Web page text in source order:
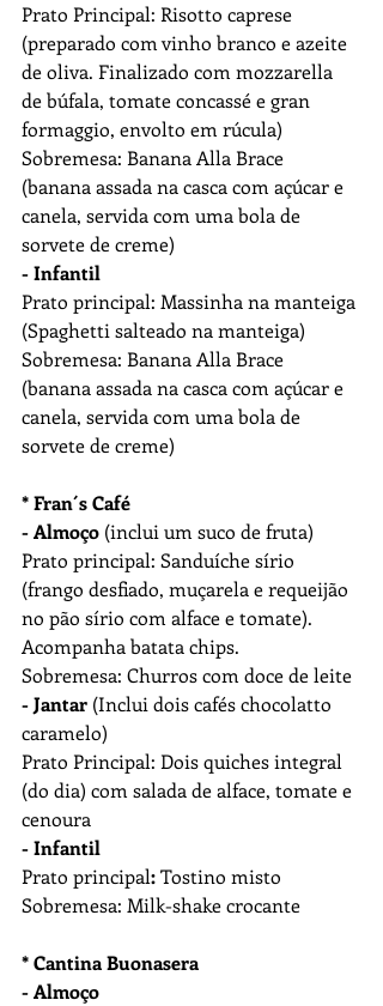
Prato Principal: Risotto caprese
(preparado com vinho branco e azeite
de oliva. Finalizado com mozzarella
de búfala, tomate concassé e gran
formaggio, envolto em rúcula)
Sobremesa: Banana Alla Brace
(banana assada na casca com açúcar e
canela, servida com uma bola de
sorvete de creme)
- Infantil
Prato principal: Massinha na manteiga
(Spaghetti salteado na manteiga)
Sobremesa: Banana Alla Brace
(banana assada na casca com açúcar e
canela, servida com uma bola de
sorvete de creme)
* Fran´s Café
- Almoço (inclui um suco de fruta)
Prato principal: Sanduíche sírio
(frango desfiado, muçarela e requeijão
no pão sírio com alface e tomate).
Acompanha batata chips.
Sobremesa: Churros com doce de leite
- Jantar (Inclui dois cafés chocolatto
caramelo)
Prato Principal: Dois quiches integral
(do dia) com salada de alface, tomate e
cenoura
- Infantil
Prato principal: Tostino misto
Sobremesa: Milk-shake crocante
* Cantina Buonasera
- Almoço